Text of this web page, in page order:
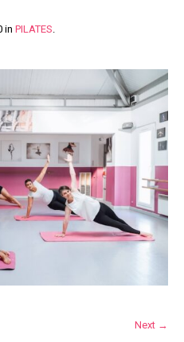
in PILATES.
Next →